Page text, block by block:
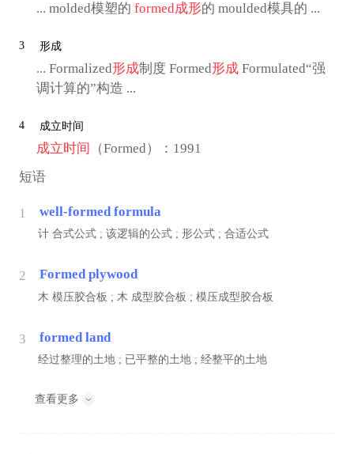
... molded模塑的 formed成形的 moulded模具的 ...
3 形成
... Formalized形成制度 Formed形成Formulated“强
调计算的”构造 ...
4 成立时间
成立时间 （Formed）：1991
短语
1 well-formed formula
计 合式公式 ; 该逻辑的公式 ; 形公式 ; 合适公式
2 Formed plywood
木 模压胶合板 ; 木 成型胶合板 ; 模压成型胶合板
3 formed land
经过整理的土地 ; 已平整的土地 ; 经整平的土地
查看更多